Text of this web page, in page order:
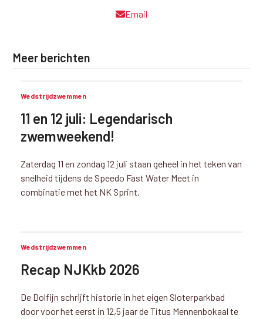
Email
Meer berichten
Wedstrijdzwemmen
11 en 12 juli: Legendarisch
zwemweekend!
Zaterdag 11 en zondag 12 juli staan geheel in het teken van
snelheid tijdens de Speedo Fast Water Meet in
combinatie met het NK Sprint.
Wedstrijdzwemmen
Recap NJKkb 2026
De Dolfijn schrijft historie in het eigen Sloterparkbad
door voor het eerst in 12,5 jaar de Titus Mennenbokaal te